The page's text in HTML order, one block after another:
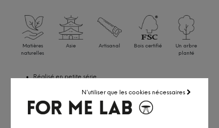
N'utiliser que les cookies nécessaires
Matières
naturelles
Asie Artisanal Bois certifié
Un arbre
planté
Réalisé en petite série
Remise professionnelle